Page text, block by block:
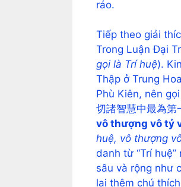
ráo.
Tiếp theo giải
Trong Luận Đại
gọi là Trí huệ).
Thập ở Trung
Phù Kiên, nên
切諸智慧中最為第
vô thượng vô tỷ
huệ, vô thượng
danh từ “Trí
sâu và rộng như
lại thêm chú